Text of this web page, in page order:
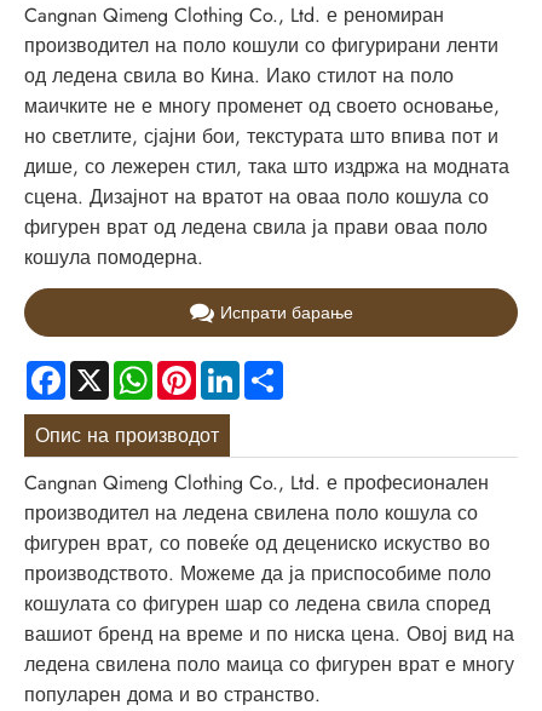
Cangnan Qimeng Clothing Co., Ltd. е реномиран
производител на поло кошули со фигурирани ленти
од ледена свила во Кина. Иако стилот на поло
маичките не е многу променет од своето основање,
но светлите, сјајни бои, текстурата што впива пот и
дише, со лежерен стил, така што издржа на модната
сцена. Дизајнот на вратот на оваа поло кошула со
фигурен врат од ледена свила ја прави оваа поло
кошула помодерна.
Испрати барање
Facebook
X WhatsApp
PinterestLinkedIn
Опис на производот
Cangnan Qimeng Clothing Co., Ltd. е професионален
производител на ледена свилена поло кошула со
фигурен врат, со повеќе од децениско искуство во
производството. Можеме да ја приспособиме поло
кошулата со фигурен шар со ледена свила според
вашиот бренд на време и по ниска цена. Овој вид на
ледена свилена поло маица со фигурен врат е многу
популарен дома и во странство.